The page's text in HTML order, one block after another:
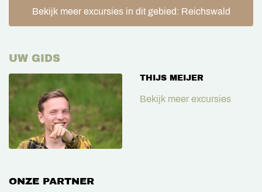
Bekijk meer excursies in dit gebied: Reichswald
UW GIDS
THIJS MEIJER
Bekijk meer excursies
ONZE PARTNER